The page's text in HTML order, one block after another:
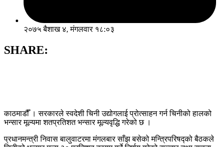
२०७५ बैशाख ४, मंगलवार १८:०३
SHARE:
काठमाडौँ । सरकारले स्वदेशी चिनी उद्योगलाई प्रोत्साहन गर्न चिनीको हालको
भन्सार मूल्यमा शतप्रतिशत भन्सार मूल्यवृद्धि गरेको छ ।
प्रधानमन्त्री निवास बालुवाटरमा मंगलबार साँझ बसेको मन्त्रिपरिषद्को बैठकले